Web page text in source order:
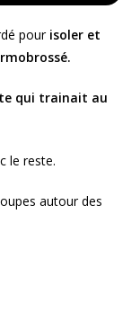
pour isoler et
qui trainait au
le reste.
autour des